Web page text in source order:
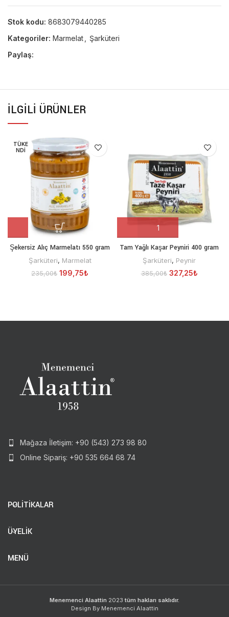
Stok kodu: 8683079440285
Kategoriler: Marmelat
Şarküteri
Paylaş:
İLGILI ÜRÜNLER
TÜKE
NDI
Şekersiz Alıç Marmelatı 550 gram
Şarküteri, Marmelat
235,00₺ 199,75₺
Tam Yağlı Kaşar Peyniri 400 gram
Şarküteri, Peynir
385,00₺ 327,25₺
Mağaza İletişim: +90 (543) 273 98 80
Online Sipariş: +90 535 664 68 74
POLİTİKALAR
ÜYELİK
MENÜ
Menemenci Alaattin 2023tüm hakları saklıdır.
Design By Menemenci Alaattin